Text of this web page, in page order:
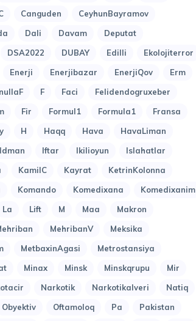
Canguden
CeyhunBayramov
Dali Davam
Deputat
DSA2022 DUBAY Edilli
Ekolojiterror
Enerji Enerjibazar EnerjiQov
Erm
F Faci
Felidendogruxeber
Fir Formul1 Formula1
Fransa
H Haqq Hava
HavaLiman
Idman Iftar Ikilioyun
Islahatlar
KamilC Kayrat
KetrinKolonna
Komando Komedixana
Komedixanim
La Lift M Maa
Makron
MehribanV
Meksika
MetbaxinAgasi
Metrostansiya
Minax Minsk Minskqrupu
Mir
Narkotik Narkotikalveri
Natiq
Obyektiv Oftamoloq Pa
Pakistan